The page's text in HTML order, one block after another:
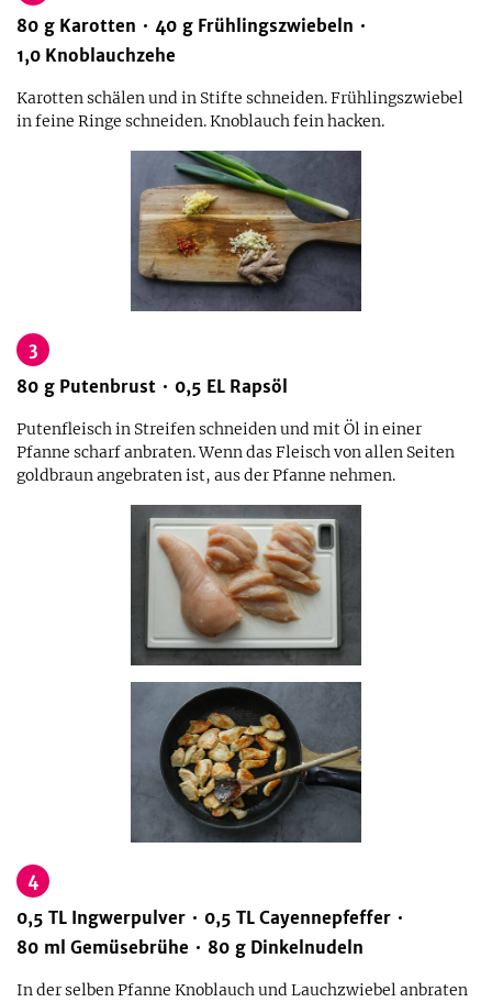
80 g Karotten 40 g Frühlingszwiebeln
1,0 Knoblauchzehe
Karotten schälen und in Stifte schneiden. Frühlingszwiebel
in feine Ringe schneiden. Knoblauch fein hacken.
3
80 g Putenbrust 0,5 EL Rapsöl
Putenfleisch in Streifen schneiden und mit Öl in einer
Pfanne scharf anbraten. Wenn das Fleisch von allen Seiten
goldbraun angebraten ist, aus der Pfanne nehmen.
4
0,5 TL Ingwerpulver 0,5 TL Cayennepfeffer
80 ml Gemüsebrühe 80 g Dinkelnudeln
In der selben Pfanne Knoblauch und Lauchzwiebel anbraten